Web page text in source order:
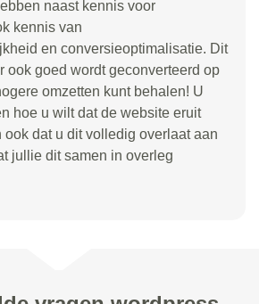
naast kennis voor
kennis van
en conversieoptimalisatie. Dit
ook goed wordt geconverteerd op
omzetten kunt behalen! U
hoe u wilt dat de website eruit
ook dat u dit volledig overlaat aan
jullie dit samen in overleg